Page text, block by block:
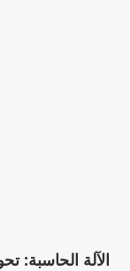
الآلة الحاسبة: